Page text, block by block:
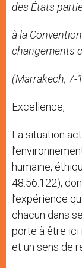
des États
à la
changements
(Marrakech, 7-
Excellence,
La situation
humaine,
48.56.122),
l’expérience
chacun dans
porte à être ici
et un sens de